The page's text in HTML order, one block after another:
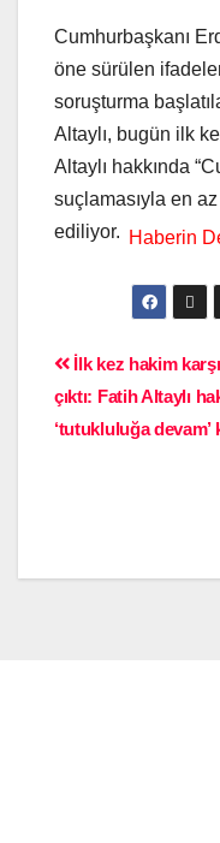
Cumhurbaşkanı
öne sürülen
soruşturma
Altaylı, bugün ilk
Altaylı hakkında
suçlamasıyla en
ediliyor.
İlk kez hakim
çıktı: Fatih Altaylı
‘tutukluluğa devam’